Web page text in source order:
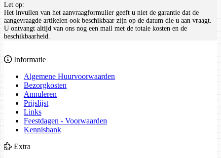
Let op:
Het invullen van het aanvraagformulier geeft u niet de garantie dat de
aangevraagde artikelen ook beschikbaar zijn op de datum die u aan vraagt.
U ontvangt altijd van ons nog een mail met de totale kosten en de
beschikbaarheid.
Informatie
Algemene Huurvoorwaarden
Bezorgkosten
Annuleren
Prijslijst
Links
Feestdagen - Voorwaarden
Kennisbank
Extra